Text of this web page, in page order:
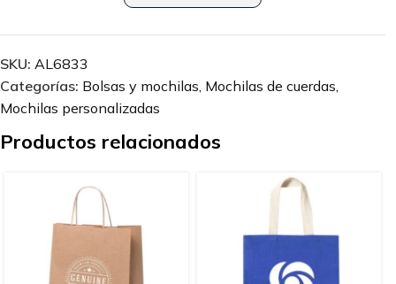
SKU: AL6833
Categorías: Bolsas y mochilas, Mochilas de cuerdas,
Mochilas personalizadas
Productos relacionados